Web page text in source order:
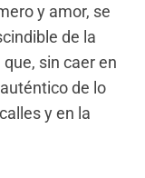
y amor, se
de la
sin caer en
de lo
y en la